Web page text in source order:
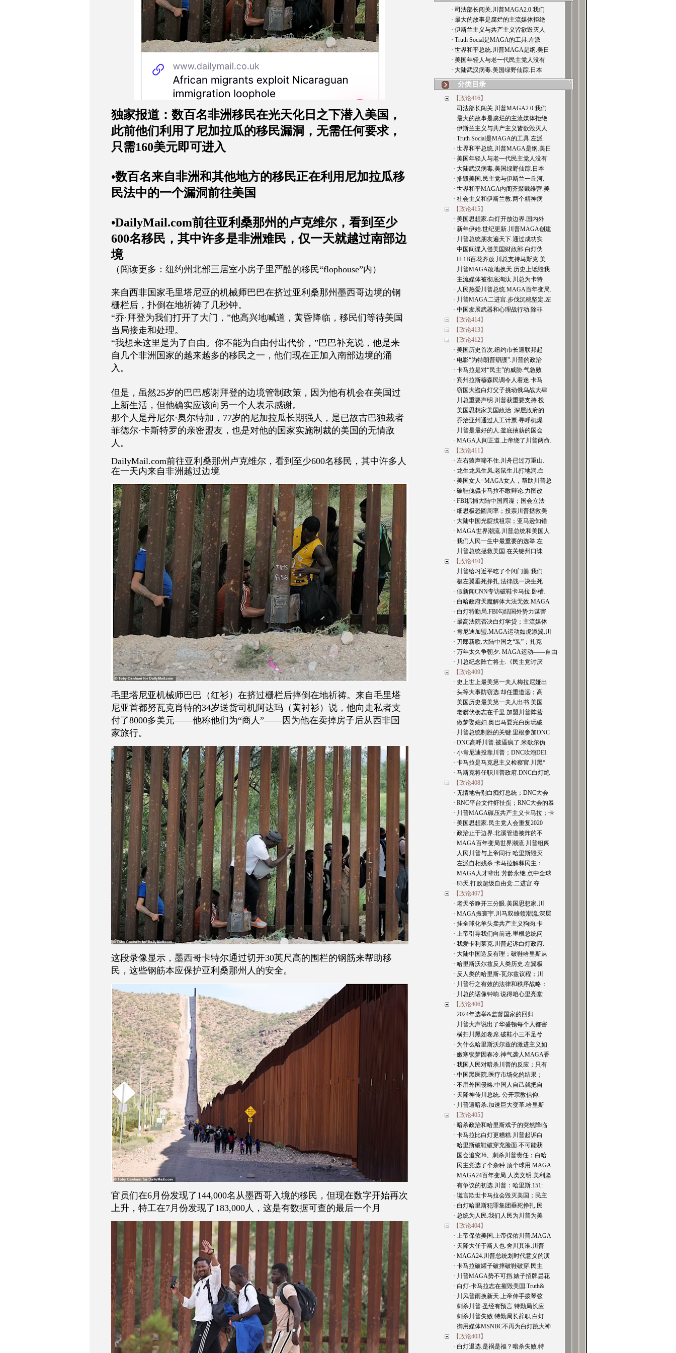
独家报道：数百名非洲移民在光天化日之下潜入美国，
此前他们利用了尼加拉瓜的移民漏洞，无需任何要求，
只需160美元即可进入
•数百名来自非洲和其他地方的移民正在利用尼加拉瓜移
民法中的一个漏洞前往美国
•DailyMail.com前往亚利桑那州的卢克维尔，看到至少
600名移民，其中许多是非洲难民，仅一天就越过南部边
境
（ 阅读更多：纽约州北部三居室小房子里严酷的移民“flophouse”内）
来自西非国家毛里塔尼亚的机械师巴巴在挤过亚利桑那州墨西哥边境的钢
栅栏后，扑倒在地祈祷了几秒钟。
“乔·拜登为我们打开了大门， ”他高兴地喊道，黄昏降临，移民们等待美国
当局接走和处理。
“我想来这里是为了自由。你不能为自由付出代价， ” 巴巴补充说，他是来
自几个非洲国家的越来越多的移民之一，他们现在正加入南部边境的涌
入。
但是，虽然25岁的巴巴感谢拜登的边境管制政策，因为他有机会在美国过
上新生活，但他确实应该向另一个人表示感谢。
那个人是丹尼尔·奥尔特加， 77岁的尼加拉瓜长期强人，是已故古巴独裁者
菲德尔·卡斯特罗的亲密盟友，也是对他的国家实施制裁的美国的无情敌
人。
DailyMail.com前往亚利桑那州卢克维尔，看到至少600名移民，其中许多人
在一天内来自非洲越过边境
毛里塔尼亚机械师巴巴（红衫）在挤过栅栏后摔倒在地祈祷。来自毛里塔
尼亚首都努瓦克肖特的34岁送货司机阿达玛（黄衬衫）说，他向走私者支
付了8000多美元——他称他们为“商人 ”——因为他在卖掉房子后从西非国
家旅行。
这段录像显示，墨西哥卡特尔通过切开30英尺高的围栏的钢筋来帮助移
民，这些钢筋本应保护亚利桑那州人的安全。
官员们在6月份发现了144,000名从墨西哥入境的移民，但现在数字开始再次
上升，特工在7月份发现了183,000人，这是有数据可查的最后一个月
· 司法部长闯关.川普MAGA2.0.我们
· 最大的故事是腐烂的主流媒体拒绝
· 伊斯兰主义与共产主义皆欲毁灭人
· Truth Social是MAGA的工具.左派
· 世界和平总统.川普MAGA是纲.美日
· 美国年轻人与老一代民主党人没有
· 大陆武汉病毒.美国绿野仙踪.日本
分类目录
【政论416】
· 司法部长闯关.川普MAGA2.0.我们
· 最大的故事是腐烂的主流媒体拒绝
· 伊斯兰主义与共产主义皆欲毁灭人
· Truth Social是MAGA的工具.左派
· 世界和平总统.川普MAGA是纲.美日
· 美国年轻人与老一代民主党人没有
· 大陆武汉病毒.美国绿野仙踪.日本
· 摧毁美国.民主党与伊斯兰一丘河.
· 世界和平MAGA内阁齐聚戴维营.美
· 社会主义和伊斯兰教.两个精神病
【政论415】
· 美国思想家.白灯开放边界.国内外
· 新年伊始.世纪更新.川普MAGA创建
· 川普总统朋友遍天下.通过成功实
· 中国间谍入侵美国财政部.白灯伪
· H-1B百花齐放.川总支持马斯克.美
· 川普MAGA改地换天.历史上诋毁我
· 主流媒体被彻底淘汰.川总为卡特
· 人民热爱川普总统.MAGA百年变局.
· 川普MAGA二进宫.步伐沉稳坚定.左
· 中国发展武器和心理战行动.除非
【政论414】
【政论413】
【政论412】
· 美国历史首次.纽约市长遭联邦起
· 电影“为特朗普辯護”.川普的政治
· 卡马拉是对“民主”的威胁.气急败
· 宾州拉斯穆森民调令人着迷.卡马
· 窃国大盗白灯父子挑动俄乌战大肆
· 川总重要声明.川普获重要支持.投
· 美国思想家美国政治..深层政府的
· 乔治亚州通过人工计票.寻呼机爆
· 川普是最好的人.釜底抽薪的国会
· MAGA人间正道.上帝绕了川普两命.
【政论411】
· 左右猿声啼不住.川舟已过万重山.
· 龙生龙凤生凤.老鼠生儿打地洞.白
· 美国女人=MAGA女人，帮助川普总
· 破鞋傀儡卡马拉不敢辩论.力图改
· FBI抓捕大陆中国间谍；国会立法
· 细思极恐圆周率；投票川普拯救美
· 大陆中国光腚找祖宗；亚马逊知错
· MAGA世界潮流.川普总统和美国人
· 我们人民一生中最重要的选举.左
· 川普总统拯救美国.在关键州口诛
【政论410】
· 川普给习近平吃了个闭门羹.我们
· 极左翼垂死挣扎.法律战一决生死
· 假新闻CNN专访破鞋卡马拉.卧槽.
· 白哈政府天魔解体大法无效.MAGA
· 白灯特勤局.FBI勾结国外势力谋害
· 最高法院否决白灯学贷；主流媒体
· 肯尼迪加盟.MAGA运动如虎添翼.川
· 刀郎新歌.大陆中国之“装”；扎克
· 万年太久争朝夕. MAGA运动——自由
· 川总纪念阵亡将士.《民主党讨厌
【政论409】
· 史上世上最美第一夫人梅拉尼娅出
· 头等大事防窃选.却任重道远；高
· 美国历史最美第一夫人出书.美国
· 老骥伏枥志在千里.加盟川普阵营.
· 做梦娶媳妇.奥巴马耍完白痴玩破
· 川普总统制胜的关键.里根参加DNC
· DNC高呼川普.被逼疯了.米歇尔伪
· 小肯尼迪投靠川普；DNC吹泡DEI.
· 卡马拉是马克思主义检察官.川黑“
· 马斯克将任职川普政府.DNC白灯绝
【政论408】
· 无情地告别白痴灯总统；DNC大会
· RNC平台文件虾扯蛋；RNC大会的暴
· 川普MAGA碾压共产主义卡马拉；卡
· 美国思想家.民主党人会重复2020
· 政治止于边界.北溪管道被炸的不
· MAGA百年变局世界潮流.川普组阁
· 人民川普与上帝同行.哈里斯毁灭
· 左派自相残杀.卡马拉解释民主：
· MAGA人才辈出.芳龄永继.点中全球
· 83天.打败超级自由党.二进宫.夺
【政论407】
· 老天爷睁开三分眼.美国思想家.川
· MAGA振寰宇.川马双雄领潮流.深层
· 挂全球化羊头卖共产主义狗肉.卡
· 上帝引导我们向前进.里根总统问
· 我爱卡利莱克.川普起诉白灯政府.
· 大陆中国造反有理；破鞋哈里斯从
· 哈里斯沃尔兹反人类历史.左翼极
· 反人类的哈里斯-瓦尔兹议程；川
· 川普行之有效的法律和秩序战略：
· 川总的话像钟响.说得咱心里亮堂
【政论406】
· 2024年选举&监督国家的回归.
· 川普大声说出了华盛顿每个人都害
· 横扫川黑如卷席.破鞋小三不足兮
· 为什么哈里斯沃尔兹的激进主义如
· 嫩寒锁梦因春冷.神气袭人MAGA香
· 我国人民对暗杀川普的反应；只有
· 中国黑医院.医疗市场化的结果；
· 不用外国侵略.中国人自己就把自
· 天降神传川总统. 公开宗教信仰.
· 川普遭暗杀.加速巨大变革.哈里斯
【政论405】
· 暗杀政治和哈里斯戏子的突然降临
· 卡马拉比白灯更糟糕.川普起诉白
· 哈里斯破鞋破穿充脸面.不可能获
· 国会追究J6、刺杀川普责任；白哈
· 民主党选了个杂种.顶个球用.MAGA
· MAGA24百年变局.人类文明.美利坚
· 有争议的初选.川普：哈里斯.151:
· 谎言欺世卡马拉会毁灭美国；民主
· 白灯哈里斯犯罪集团垂死挣扎.民
· 总统为人民.我们人民为川普为美
【政论404】
· 上帝保佑美国.上帝保佑川普.MAGA
· 天降大任于斯人也.舍川其谁.川普
· MAGA24.川普总统划时代意义的演
· 卡马拉破罐子破摔破鞋破穿.民主
· 川普MAGA势不可挡.婊子招牌昙花
· 白灯-卡马拉志在摧毁美国.Truth&
· 川风普雨换新天.上帝伸手拨琴弦
· 刺杀川普.圣经有预言.特勤局长应
· 刺杀川普失败.特勤局长辞职.白灯
· 御用媒体MSNBC不再为白灯跳大神
【政论403】
· 白灯退选.是祸是福？暗杀失败.特